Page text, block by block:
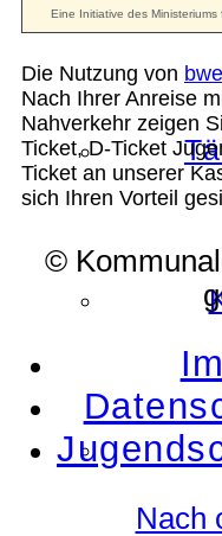
Die Nutzung von
Nach Ihrer Anreise
Nahverkehr zeigen
Ticket, D-Ticket
Ticket an unserer
sich Ihren Vorteil
©
Nach